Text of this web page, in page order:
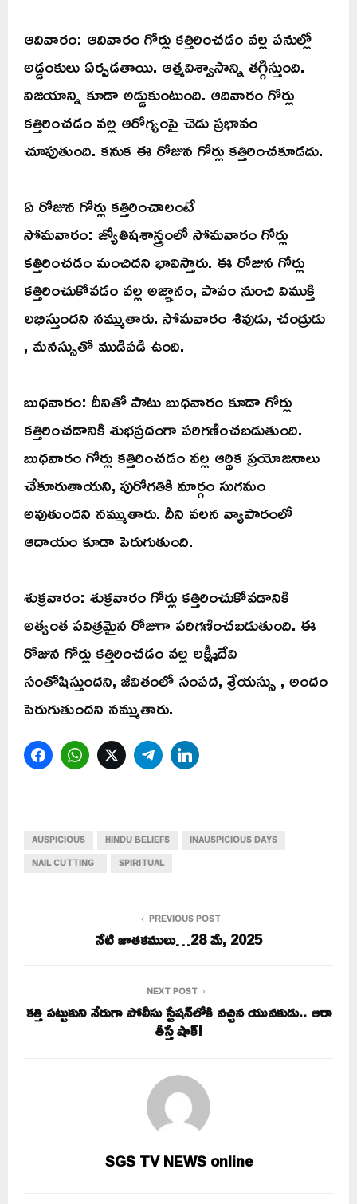
ఆదివారం: ఆదివారం గోర్లు కత్తిరించడం వల్ల పనుల్లో
అడ్డంకులు ఏర్పడతాయి. ఆత్మవిశ్వాసాన్ని తగ్గిస్తుంది.
విజయాన్ని కూడా అడ్డుకుంటుంది. ఆదివారం గోర్లు
కత్తిరించడం వల్ల ఆరోగ్యంపై చెడు ప్రభావం
చూపుతుంది. కనుక ఈ రోజున గోర్లు కత్తిరించకూడదు.
ఏ రోజున గోర్లు కత్తిరించాలంటే
సోమవారం: జ్యోతిషశాస్త్రంలో సోమవారం గోర్లు
కత్తిరించడం మంచిదని భావిస్తారు. ఈ రోజున గోర్లు
కత్తిరించుకోవడం వల్ల అజ్ఞానం, పాపం నుంచి విముక్తి
లభిస్తుందని నమ్ముతారు. సోమవారం శివుడు, చంద్రుడు
, మనస్సుతో ముడిపడి ఉంది.
బుధవారం: దీనితో పాటు బుధవారం కూడా గోర్లు
కత్తిరించడానికి శుభప్రదంగా పరిగణించబడుతుంది.
బుధవారం గోర్లు కత్తిరించడం వల్ల ఆర్థిక ప్రయోజనాలు
చేకూరుతాయని, పురోగతికి మార్గం సుగమం
అవుతుందని నమ్ముతారు. దీని వలన వ్యాపారంలో
ఆదాయం కూడా పెరుగుతుంది.
శుక్రవారం: శుక్రవారం గోర్లు కత్తిరించుకోవడానికి
అత్యంత పవిత్రమైన రోజుగా పరిగణించబడుతుంది. ఈ
రోజున గోర్లు కత్తిరించడం వల్ల లక్ష్మీదేవి
సంతోషిస్తుందని, జీవితంలో సంపద, శ్రేయస్సు , అందం
పెరుగుతుందని నమ్ముతారు.
FacebookWhatsAppTwitterTelegram
AUSPICIOUS HINDU BELIEFS
INAUSPICIOUS DAYS
NAIL CUTTING
SPIRITUAL
PREVIOUS POST
నేటి జాతకములు…28 మే, 2025
NEXT POST
కత్తి పట్టుకుని నేరుగా పోలీసు స్టేషన్‌లోకి వచ్చిన యువకుడు.. ఆరా
తీస్తే షాక్!
SGS TV NEWS online